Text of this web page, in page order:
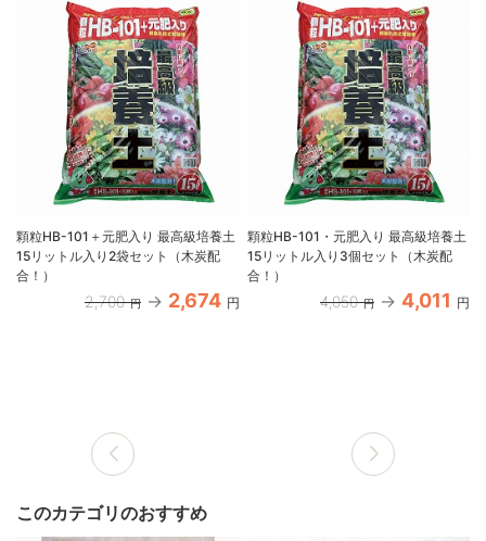
顆粒HB-101＋元肥入り 最高級培養土
15リットル入り2袋セット（木炭配
合！）
2,700 円 2,674 円
顆粒HB-101・元肥入り 最高級培養土
15リットル入り3個セット（木炭配
合！）
4,050 円 4,011 円
このカテゴリのおすすめ